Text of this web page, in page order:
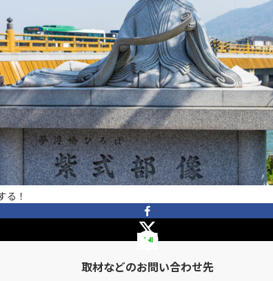
る！
取材などのお問い合わせ先